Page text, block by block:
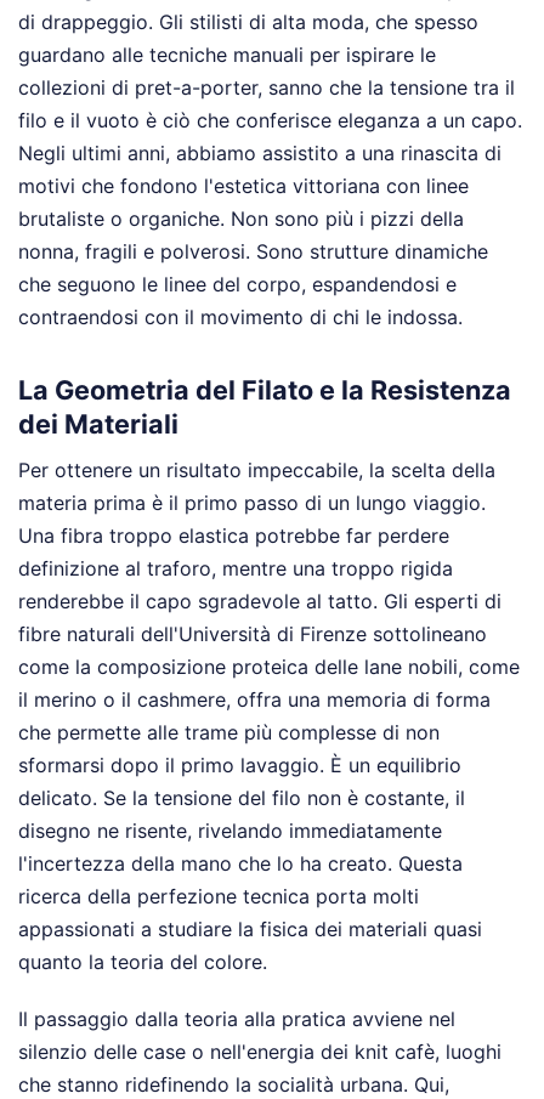
di drappeggio. Gli stilisti di alta moda, che spesso
guardano alle tecniche manuali per ispirare le
collezioni di pret-a-porter, sanno che la tensione tra il
filo e il vuoto è ciò che conferisce eleganza a un capo.
Negli ultimi anni, abbiamo assistito a una rinascita di
motivi che fondono l'estetica vittoriana con linee
brutaliste o organiche. Non sono più i pizzi della
nonna, fragili e polverosi. Sono strutture dinamiche
che seguono le linee del corpo, espandendosi e
contraendosi con il movimento di chi le indossa.
La Geometria del Filato e la Resistenza
dei Materiali
Per ottenere un risultato impeccabile, la scelta della
materia prima è il primo passo di un lungo viaggio.
Una fibra troppo elastica potrebbe far perdere
definizione al traforo, mentre una troppo rigida
renderebbe il capo sgradevole al tatto. Gli esperti di
fibre naturali dell'Università di Firenze sottolineano
come la composizione proteica delle lane nobili, come
il merino o il cashmere, offra una memoria di forma
che permette alle trame più complesse di non
sformarsi dopo il primo lavaggio. È un equilibrio
delicato. Se la tensione del filo non è costante, il
disegno ne risente, rivelando immediatamente
l'incertezza della mano che lo ha creato. Questa
ricerca della perfezione tecnica porta molti
appassionati a studiare la fisica dei materiali quasi
quanto la teoria del colore.
Il passaggio dalla teoria alla pratica avviene nel
silenzio delle case o nell'energia dei knit cafè, luoghi
che stanno ridefinendo la socialità urbana. Qui,